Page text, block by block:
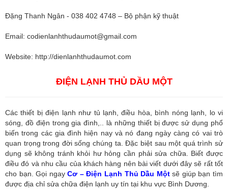
Đặng Thanh Ngân - 038 402 4748 – Bộ phận kỹ thuật
Email: codienlanhthudaumot@gmail.com
Website: http://dienlanhthudaumot.com
ĐIỆN LẠNH THỦ DẦU MỘT
Các thiết bị điện lạnh như tủ lạnh, điều hòa, bình nóng lạnh, lo vi
sóng, đồ điện trong gia đình,.. là những thiết bị được sử dụng phổ
biến trong các gia đình hiện nay và nó đang ngày càng có vai trò
quan trọng trong đời sống chúng ta. Đặc biệt sau một quá trình sử
dụng sẽ không tránh khỏi hư hỏng cần phải sửa chữa. Biết được
điều đó và nhu cầu của khách hàng nên bài viết dưới đây sẽ rất tốt
cho bạn. Gọi ngayCơ – Điện Lạnh Thủ Dầu Một sẽ giúp bạn tìm
được địa chỉ sửa chữa điện lạnh uy tín tại khu vực Bình Dương.